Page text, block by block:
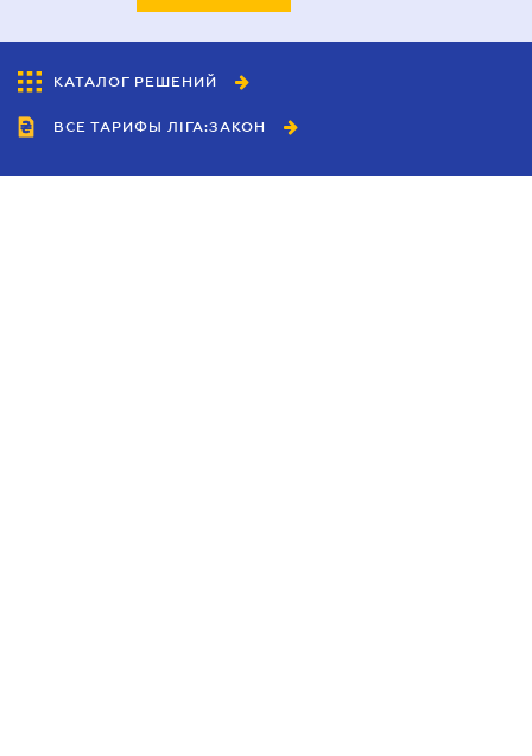
КАТАЛОГ РЕШЕНИЙ
ВСЕ ТАРИФЫ ЛІГА:ЗАКОН